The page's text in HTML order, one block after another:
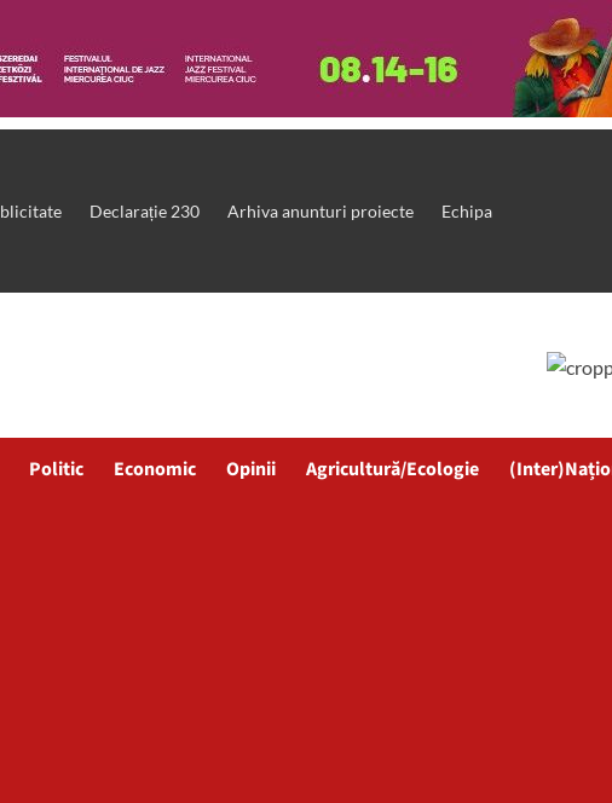
Declarație 230 Arhiva anunturi proiecte Echipa
Politic Economic Opinii Agricultură/Ecologie